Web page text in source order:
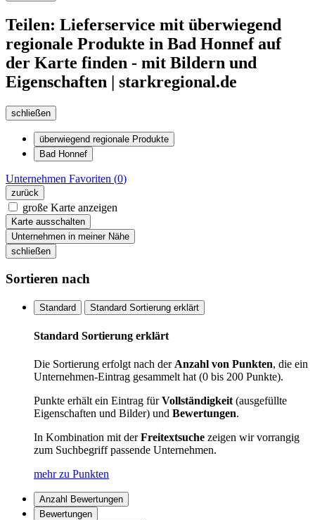
Teilen: Lieferservice mit überwiegend
regionale Produkte in Bad Honnef auf
der Karte finden - mit Bildern und
Eigenschaften | starkregional.de
schließen
überwiegend regionale Produkte
Bad Honnef
Unternehmen Favoriten (0)
zurück
große Karte anzeigen
Karte ausschalten
Unternehmen in meiner Nähe
schließen
Sortieren nach
Standard Standard Sortierung erklärt
Standard Sortierung erklärt
Die Sortierung erfolgt nach der Anzahl von Punkten, die ein
Unternehmen-Eintrag gesammelt hat (0 bis 200 Punkte).
Punkte erhält ein Eintrag fürVollständigkeit (ausgefüllte
Eigenschaften und Bilder) und Bewertungen.
In Kombination mit derFreitextsuche zeigen wir vorrangig
zum Suchbegriff passende Unternehmen.
mehr zu Punkten
Anzahl Bewertungen
Bewertungen